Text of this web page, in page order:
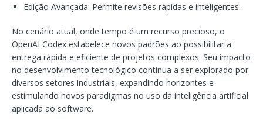
Edição Avançada: Permite revisões rápidas e inteligentes.
No cenário atual, onde tempo é um recurso precioso, o
OpenAI Codex estabelece novos padrões ao possibilitar a
entrega rápida e eficiente de projetos complexos. Seu impacto
no desenvolvimento tecnológico continua a ser explorado por
diversos setores industriais, expandindo horizontes e
estimulando novos paradigmas no uso da inteligência artificial
aplicada ao software.